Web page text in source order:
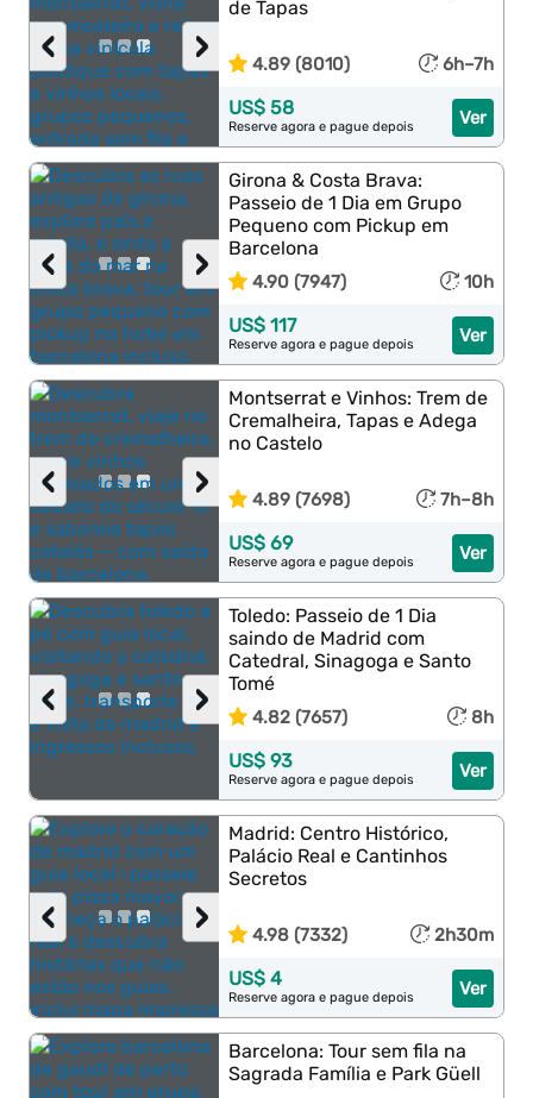
›
‹
de Tapas
4.89 (8010) 6h–7h
Ver
US$ 58
Reserve agora e pague depois
›
‹
Girona & Costa Brava:
Passeio de 1 Dia em Grupo
Pequeno com Pickup em
Barcelona
4.90 (7947) 10h
Ver
US$ 117
Reserve agora e pague depois
›
‹
Montserrat e Vinhos: Trem de
Cremalheira, Tapas e Adega
no Castelo
4.89 (7698) 7h–8h
Ver
US$ 69
Reserve agora e pague depois
›
‹
Toledo: Passeio de 1 Dia
saindo de Madrid com
Catedral, Sinagoga e Santo
Tomé
4.82 (7657) 8h
Ver
US$ 93
Reserve agora e pague depois
›
‹
Madrid: Centro Histórico,
Palácio Real e Cantinhos
Secretos
4.98 (7332) 2h30m
Ver
US$ 4
Reserve agora e pague depois
Barcelona: Tour sem fila na
Sagrada Família e Park Güell